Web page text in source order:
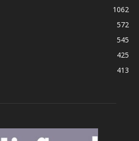
1062
572
545
425
413